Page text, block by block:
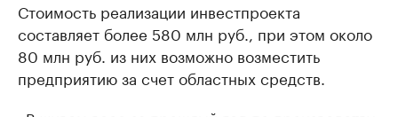
Стоимость реализации инвестпроекта
составляет более 580 млн руб., при этом около
80 млн руб. из них возможно возместить
предприятию за счет областных средств.